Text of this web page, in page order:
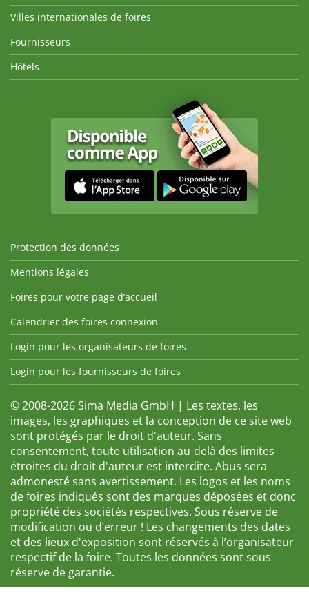
Villes internationales de foires
Fournisseurs
Hôtels
Protection des données
Mentions légales
Foires pour votre page d’accueil
Calendrier des foires connexion
Login pour les organisateurs de foires
Login pour les fournisseurs de foires
© 2008-2026 Sima Media GmbH | Les textes, les
images, les graphiques et la conception de ce site web
sont protégés par le droit d'auteur. Sans
consentement, toute utilisation au-delà des limites
étroites du droit d'auteur est interdite. Abus sera
admonesté sans avertissement. Les logos et les noms
de foires indiqués sont des marques déposées et donc
propriété des sociétés respectives. Sous réserve de
modification ou d’erreur ! Les changements des dates
et des lieux d'exposition sont réservés à l’organisateur
respectif de la foire. Toutes les données sont sous
réserve de garantie.